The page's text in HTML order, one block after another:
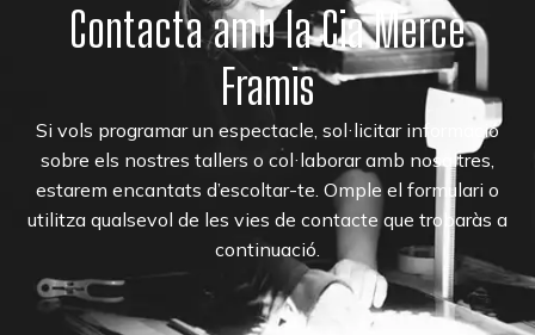
Contacta amb la Cia Mercè
Framis
Si vols programar un espectacle, sol·licitar informació
sobre els nostres tallers o col·laborar amb nosaltres,
estarem encantats d’escoltar-te. Omple el formulari o
utilitza qualsevol de les vies de contacte que trobaràs a
continuació.